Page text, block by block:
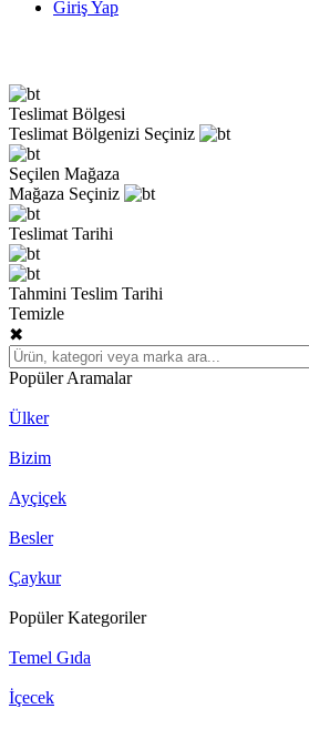
Giriş Yap
Teslimat Bölgesi
Teslimat Bölgenizi Seçiniz
Seçilen Mağaza
Mağaza Seçiniz
Teslimat Tarihi
Tahmini Teslim Tarihi
Temizle
✖
Popüler Aramalar
Ülker
Bizim
Ayçiçek
Besler
Çaykur
Popüler Kategoriler
Temel Gıda
İçecek